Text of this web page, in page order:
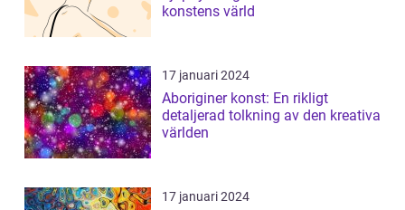
konstens värld
17 januari 2024
Aboriginer konst: En rikligt
detaljerad tolkning av den kreativa
världen
17 januari 2024